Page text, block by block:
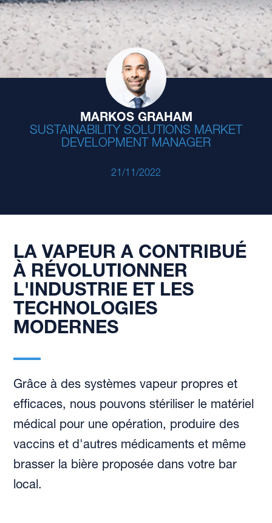
MARKOS GRAHAM
SUSTAINABILITY SOLUTIONS MARKET
DEVELOPMENT MANAGER
21/11/2022
LA VAPEUR A CONTRIBUÉ
À RÉVOLUTIONNER
L'INDUSTRIE ET LES
TECHNOLOGIES
MODERNES
Grâce à des systèmes vapeur propres et
efficaces, nous pouvons stériliser le matériel
médical pour une opération, produire des
vaccins et d'autres médicaments et même
brasser la bière proposée dans votre bar
local.